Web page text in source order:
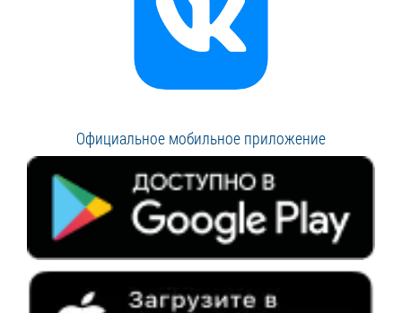
Официальное мобильное приложение